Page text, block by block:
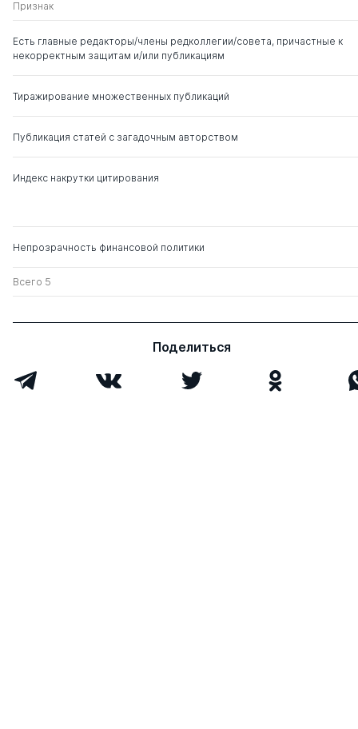
Признак
Есть главные редакторы/члены редколлегии/совета, причастные к
некорректным защитам и/или публикациям
Тиражирование множественных публикаций
Публикация статей с загадочным авторством
Индекс накрутки цитирования
Непрозрачность финансовой политики
Всего 5
Поделиться